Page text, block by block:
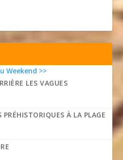
Weekend >>
LES VAGUES
À LA PLAGE